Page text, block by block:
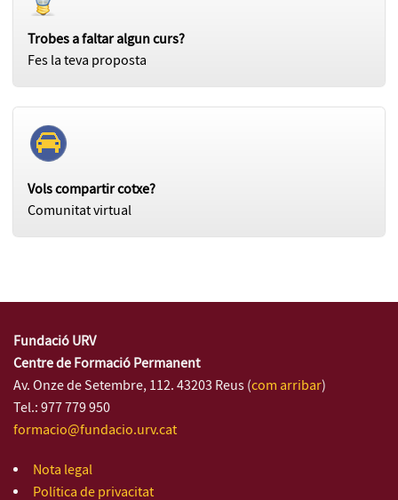
Trobes a faltar algun curs?
Fes la teva proposta
Vols compartir cotxe?
Comunitat virtual
Fundació URV
Centre de Formació Permanent
Av. Onze de Setembre, 112. 43203 Reus (com arribar)
Tel.: 977 779 950
formacio@fundacio.urv.cat
Nota legal
Política de privacitat